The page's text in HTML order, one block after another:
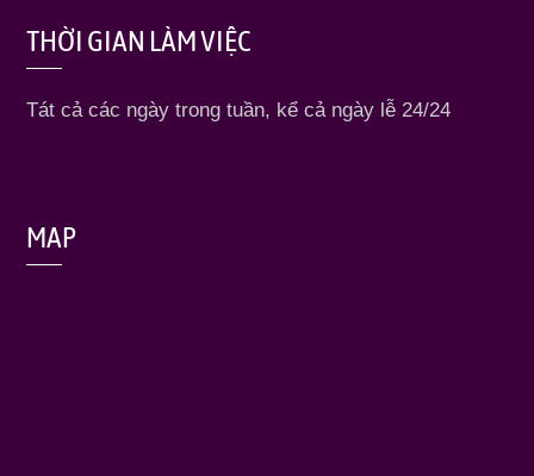
THỜI GIAN LÀM VIỆC
Tát cả các ngày trong tuần, kể cả ngày lễ 24/24
MAP